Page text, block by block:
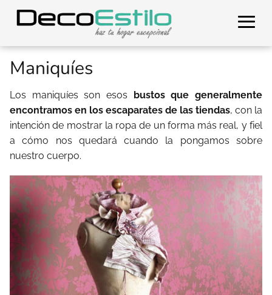
Maniquíes
Los maniquíes son esos bustos que generalmente
encontramos en los escaparates de las tiendas, con la
intención de mostrar la ropa de un forma más real, y fiel
a cómo nos quedará cuando la pongamos sobre
nuestro cuerpo.